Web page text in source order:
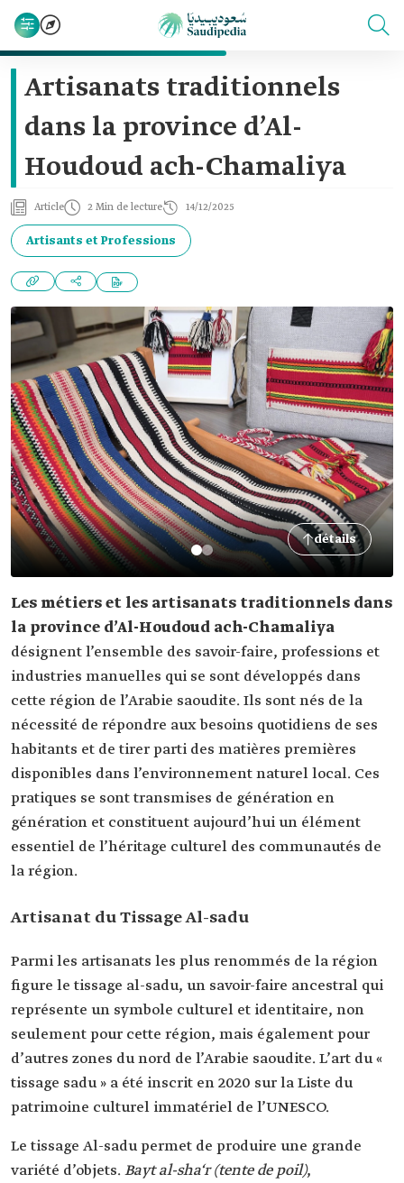
Artisanats traditionnels
dans la province d’Al-
Houdoud ach-Chamaliya
Article 2 Min de lecture 14/12/2025
Artisants et Professions
détails
Les métiers et les artisanats traditionnels dans
la province d’Al-Houdoud ach-Chamaliya
désignent l’ensemble des savoir-faire, professions et
industries manuelles qui se sont développés dans
cette région de l’Arabie saoudite. Ils sont nés de la
nécessité de répondre aux besoins quotidiens de ses
habitants et de tirer parti des matières premières
disponibles dans l’environnement naturel local. Ces
pratiques se sont transmises de génération en
génération et constituent aujourd’hui un élément
essentiel de l’héritage culturel des communautés de
la région.
Artisanat du Tissage Al-sadu
Parmi les artisanats les plus renommés de la région
figure le tissage al-sadu, un savoir-faire ancestral qui
représente un symbole culturel et identitaire, non
seulement pour cette région, mais également pour
d’autres zones du nord de l’Arabie saoudite. L’art du «
tissage sadu » a été inscrit en 2020 sur la Liste du
patrimoine culturel immatériel de l’UNESCO.
Le tissage Al-sadu permet de produire une grande
variété d’objets.Bayt al-sha‘r (tente de poil),